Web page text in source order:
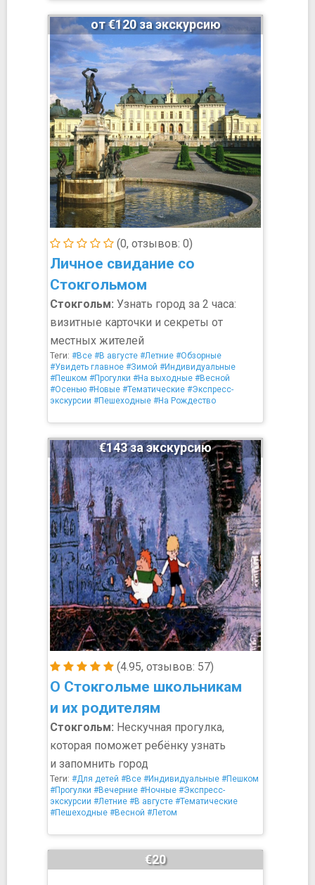
(0, отзывов: 0)
Личное свидание со
Стокгольмом
от €120 за экскурсию
Стокгольм: Узнать город за 2 часа:
визитные карточки и секреты от
местных жителей
Теги: #Все #В августе #Летние #Обзорные
#Увидеть главное #Зимой #Индивидуальные
#Пешком #Прогулки #На выходные #Весной
#Осенью #Новые #Тематические #Экспресс-
экскурсии #Пешеходные #На Рождество
(4.95, отзывов: 57)
О Стокгольме школьникам
и их родителям
€143 за экскурсию
Стокгольм: Нескучная прогулка,
которая поможет ребёнку узнать
и запомнить город
Теги: #Для детей #Все #Индивидуальные #Пешком
#Прогулки #Вечерние #Ночные #Экспресс-
экскурсии #Летние #В августе #Тематические
#Пешеходные #Весной #Летом
€20